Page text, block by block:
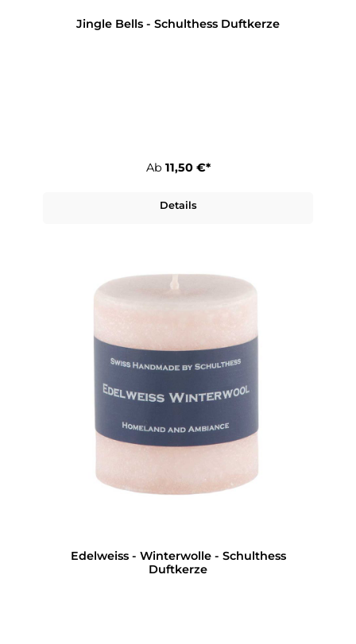
Jingle Bells - Schulthess Duftkerze
Ab 11,50 €*
Details
Edelweiss - Winterwolle - Schulthess
Duftkerze